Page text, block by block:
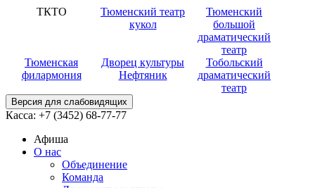
ТКТО
Тюменский театр
кукол
Тюменский
большой
драматический
театр
Тюменская
филармония
Дворец культуры
Нефтяник
Тобольский
драматический
театр
Версия для слабовидящих
Касса: +7 (3452) 68-77-77
Афиша
О нас
Объединение
Команда